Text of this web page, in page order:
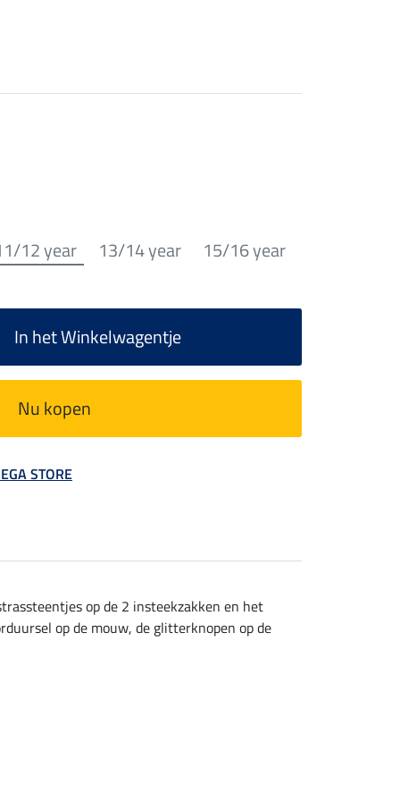
12 year 13/14 year 15/16 year
In het Winkelwagentje
Nu kopen
STORE
op de 2 insteekzakken en het
op de mouw, de glitterknopen op de